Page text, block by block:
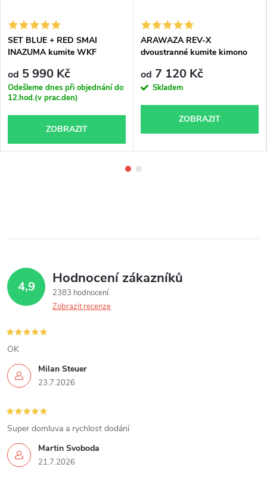
SET BLUE + RED SMAI
INAZUMA kumite WKF
od 5 990 Kč
Odešleme dnes při objednání do
12.hod.(v prac.den)
ZOBRAZIT
ARAWAZA REV-X
dvoustranné kumite kimono
od 7 120 Kč
Skladem
ZOBRAZIT
4,9 Hodnocení zákazníků
2383 hodnocení
Zobrazit recenze
Milan Steuer
23.7.2026
OK
Martin Svoboda
21.7.2026
Super domluva a rychlost dodání